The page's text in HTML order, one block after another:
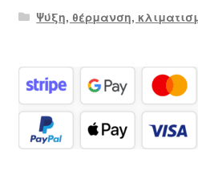
Ψύξη, θέρμανση,